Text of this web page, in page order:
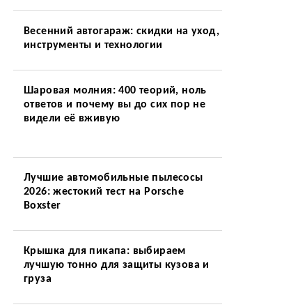
Весенний автогараж: скидки на уход,
инструменты и технологии
Шаровая молния: 400 теорий, ноль
ответов и почему вы до сих пор не
видели её вживую
Лучшие автомобильные пылесосы
2026: жестокий тест на Porsche
Boxster
Крышка для пикапа: выбираем
лучшую тонно для защиты кузова и
груза